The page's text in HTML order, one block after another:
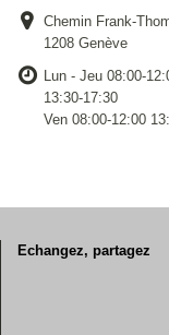
Chemin Frank-
1208 Genève
Lun - Jeu 08:00-
13:30-17:30
Ven 08:00-12:00
Echangez, partagez